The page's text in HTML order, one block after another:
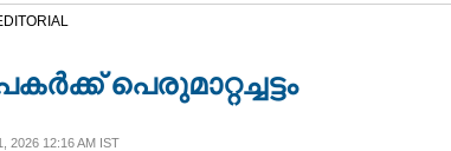
പെരുമാറ്റച്ചട്ടം
2026 12:16 AM IST